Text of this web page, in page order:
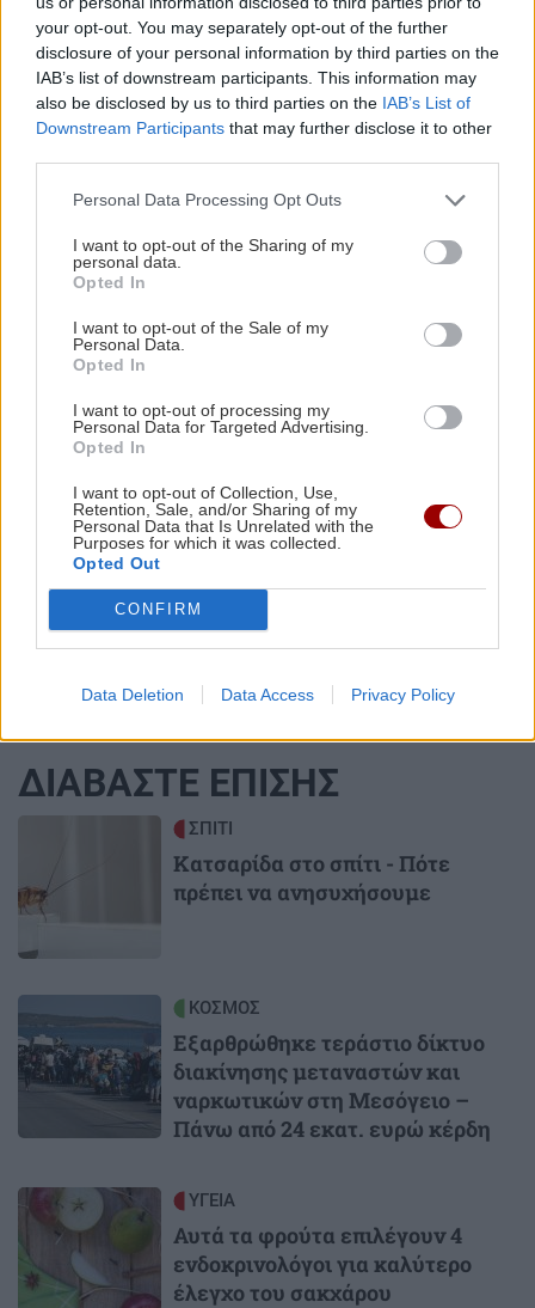
your opt-out. You may separately opt-out of the further
disclosure of your personal information by third parties on the
IAB’s list of downstream participants. This information may
also be disclosed by us to third parties on the IAB’s List of
Downstream Participants that may further disclose it to other
Personal Data Processing Opt Outs
I want to opt-out of the Sharing of my
personal data.
Opted In
I want to opt-out of the Sale of my
Personal Data.
Opted In
I want to opt-out of processing my
Personal Data for Targeted Advertising.
Opted In
I want to opt-out of Collection, Use,
Retention, Sale, and/or Sharing of my
Personal Data that Is Unrelated with the
Purposes for which it was collected.
Opted Out
CONFIRM
Data Deletion Data Access Privacy Policy
21:35
ΚΟΣΜΟΣ
Το ταξίδι με το τρένο που θα σας μείνει
αξέχαστο (εικόνες)
21:25
ΚΟΣΜΟΣ
Ιταλία: Τα ελαιοτριβεία ενώνονται να
Μικρές αλλαγές που μπορούν να
φέρουν ξανά τη σπίθα στη σχέση σου
GOSSIP - LIFESTYLE
Ο Τζέιμς Κάμερον φαίνεται έτοιμος
να αφήσει πίσω του το «Avatar»
Έφτιαξε ηλιακό γιοτ με $20.000 και
διένυσε 3.000 ναυτικά μίλια χωρίς
στάλα καυσίμου!
ΔΙΑΒΑΣΤΕ ΕΠΙΣΗΣ
ΣΠΙΤΙ
Κατσαρίδα στο σπίτι - Πότε
πρέπει να ανησυχήσουμε
ΚΟΣΜΟΣ
Εξαρθρώθηκε τεράστιο δίκτυο
διακίνησης μεταναστών και
ναρκωτικών στη Μεσόγειο –
Πάνω από 24 εκατ. ευρώ κέρδη
Image ΥΓΕΙΑ
Αυτά τα φρούτα επιλέγουν 4
ενδοκρινολόγοι για καλύτερο
έλεγχο του σακχάρου